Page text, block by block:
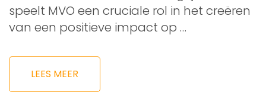
speelt MVO een cruciale rol in het creëren
van een positieve impact op …
LEES MEER